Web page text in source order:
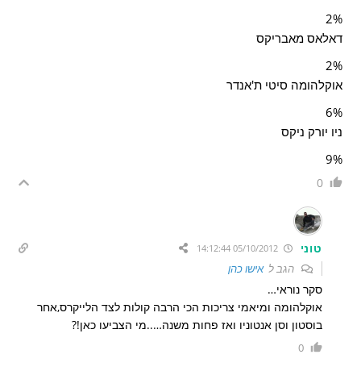
2%
דאלאס מאבריקס
2%
אוקלהומה סיטי ת'אנדר
6%
ניו יורק ניקס
9%
0
טוני 05/10/2012 14:12:44
הגב לאישו כהן
סקר נוראי…
אוקלהומה ומיאמי צריכות הכי הרבה קולות לצד הלייקרס,אחר
בוסטון וסן אנטוניו ואז פחות משנה…..מי הצביעו כאן!?
0